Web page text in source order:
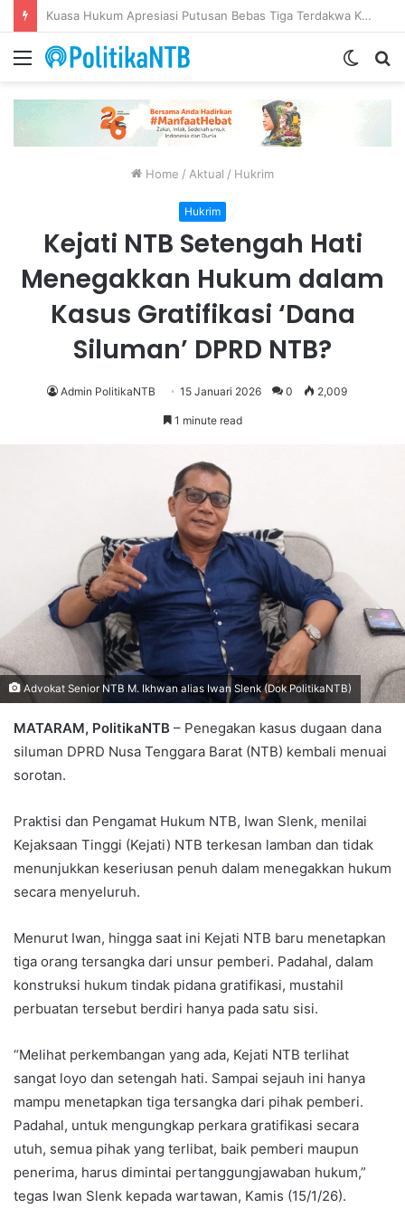
Putusan Bebas Tiga Terdakwa Gratifikasi DPRD NTB Tegaskan Keadilan Berdasarkan Fakta Persidangan
Menu
Switch
Home / Aktual / Hukrim
Hukrim
Kejati NTB Setengah Hati
Menegakkan Hukum dalam
Kasus Gratifikasi ‘Dana
Siluman’ DPRD NTB?
Admin PolitikaNTB 15 Januari 2026 0 2,009
1 minute read
Advokat Senior NTB M. Ikhwan alias Iwan Slenk (Dok PolitikaNTB)
MATARAM, PolitikaNTB – Penegakan kasus dugaan dana
siluman DPRD Nusa Tenggara Barat (NTB) kembali menuai
sorotan.
Praktisi dan Pengamat Hukum NTB, Iwan Slenk, menilai
Kejaksaan Tinggi (Kejati) NTB terkesan lamban dan tidak
menunjukkan keseriusan penuh dalam menegakkan hukum
secara menyeluruh.
Menurut Iwan, hingga saat ini Kejati NTB baru menetapkan
tiga orang tersangka dari unsur pemberi. Padahal, dalam
konstruksi hukum tindak pidana gratifikasi, mustahil
perbuatan tersebut berdiri hanya pada satu sisi.
“Melihat perkembangan yang ada, Kejati NTB terlihat
sangat loyo dan setengah hati. Sampai sejauh ini hanya
mampu menetapkan tiga tersangka dari pihak pemberi.
Padahal, untuk mengungkap perkara gratifikasi secara
utuh, semua pihak yang terlibat, baik pemberi maupun
penerima, harus dimintai pertanggungjawaban hukum,”
tegas Iwan Slenk kepada wartawan, Kamis (15/1/26).